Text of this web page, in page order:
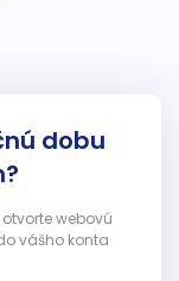
dobu
webovú
vášho konta